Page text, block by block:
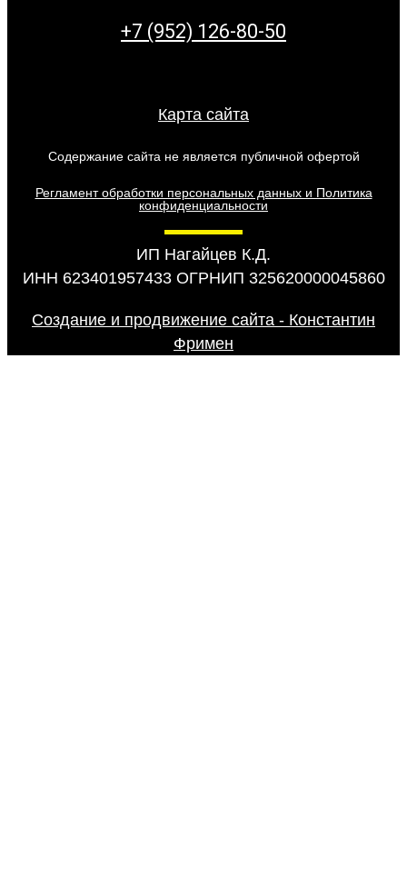
+7 (952) 126-80-50
Карта сайта
Содержание сайта не является публичной офертой
Регламент обработки персональных данных и Политика
конфиденциальности
ИП Нагайцев К.Д.
ИНН 623401957433 ОГРНИП 325620000045860
Создание и продвижение сайта - Константин
Фримен